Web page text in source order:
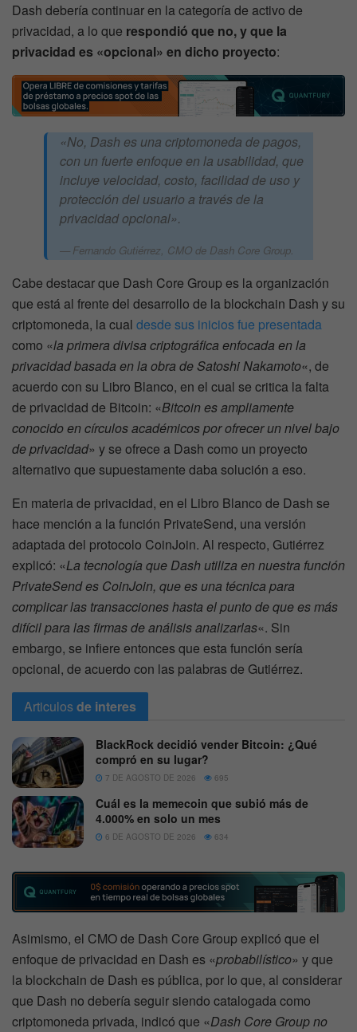
Dash debería continuar en la categoría de activo de
privacidad, a lo que respondió que no, y que la
privacidad es «opcional» en dicho proyecto:
«No, Dash es una criptomoneda de pagos,
con un fuerte enfoque en la usabilidad, que
incluye velocidad, costo, facilidad de uso y
protección del usuario a través de la
privacidad opcional».
Fernando Gutiérrez, CMO de Dash Core Group.
Cabe destacar que Dash Core Group es la organización
que está al frente del desarrollo de la blockchain Dash y su
criptomoneda, la cual desde sus inicios fue presentada
como «la primera divisa criptográfica enfocada en la
privacidad basada en la obra de Satoshi Nakamoto«, de
acuerdo con su Libro Blanco, en el cual se critica la falta
de privacidad de Bitcoin: «Bitcoin es ampliamente
conocido en círculos académicos por ofrecer un nivel bajo
de privacidad» y se ofrece a Dash como un proyecto
alternativo que supuestamente daba solución a eso.
En materia de privacidad, en el Libro Blanco de Dash se
hace mención a la función PrivateSend, una versión
adaptada del protocolo CoinJoin. Al respecto, Gutiérrez
explicó: «La tecnología que Dash utiliza en nuestra función
PrivateSend es CoinJoin, que es una técnica para
complicar las transacciones hasta el punto de que es más
difícil para las firmas de análisis analizarlas«. Sin
embargo, se infiere entonces que esta función sería
opcional, de acuerdo con las palabras de Gutiérrez.
Articulosde interes
BlackRock decidió vender Bitcoin: ¿Qué
compró en su lugar?
7 DE AGOSTO DE 2026 695
Cuál es la memecoin que subió más de
4.000% en solo un mes
6 DE AGOSTO DE 2026 634
Asimismo, el CMO de Dash Core Group explicó que el
enfoque de privacidad en Dash es «probabilístico» y que
la blockchain de Dash es pública, por lo que, al considerar
que Dash no debería seguir siendo catalogada como
criptomoneda privada, indicó que «Dash Core Group no